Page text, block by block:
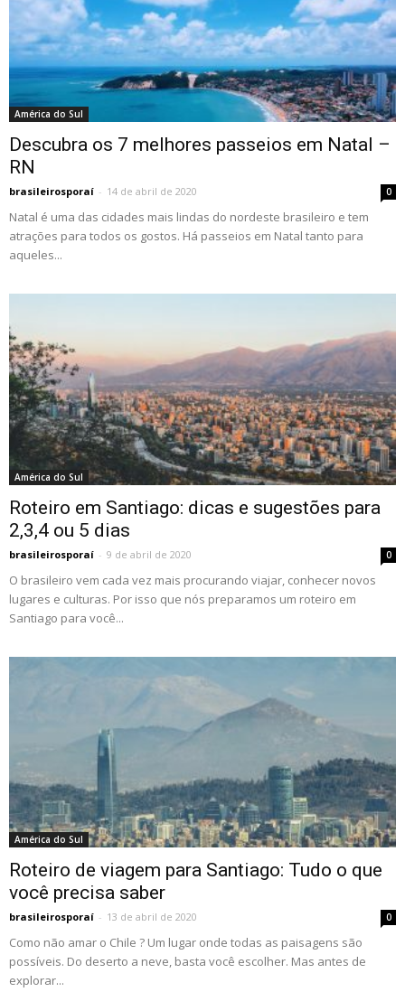
América do Sul
Descubra os 7 melhores passeios em Natal –
RN
brasileirosporaí - 14 de abril de 2020 0
Natal é uma das cidades mais lindas do nordeste brasileiro e tem
atrações para todos os gostos. Há passeios em Natal tanto para
aqueles...
América do Sul
Roteiro em Santiago: dicas e sugestões para
2,3,4 ou 5 dias
brasileirosporaí - 9 de abril de 2020 0
O brasileiro vem cada vez mais procurando viajar, conhecer novos
lugares e culturas. Por isso que nós preparamos um roteiro em
Santiago para você...
América do Sul
Roteiro de viagem para Santiago: Tudo o que
você precisa saber
brasileirosporaí - 13 de abril de 2020 0
Como não amar o Chile ? Um lugar onde todas as paisagens são
possíveis. Do deserto a neve, basta você escolher. Mas antes de
explorar...